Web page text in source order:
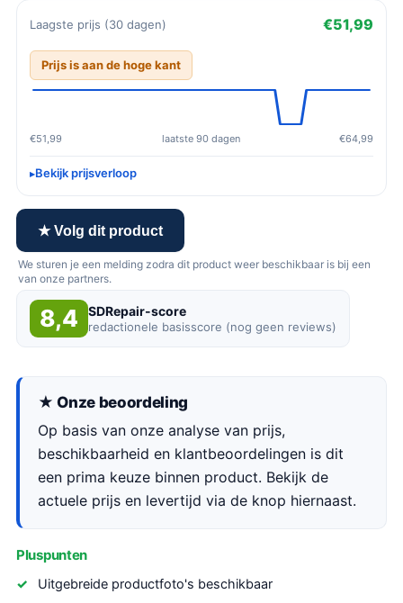
Laagste prijs (30 dagen) €51,99
Prijs is aan de hoge kant
€51,99 laatste 90 dagen €64,99
Bekijk prijsverloop
★ Volg dit product
We sturen je een melding zodra dit product weer beschikbaar is bij een
van onze partners.
8,4 SDRepair-score
redactionele basisscore (nog geen reviews)
★ Onze beoordeling
Op basis van onze analyse van prijs,
beschikbaarheid en klantbeoordelingen is dit
een prima keuze binnen product. Bekijk de
actuele prijs en levertijd via de knop hiernaast.
Pluspunten
Uitgebreide productfoto's beschikbaar